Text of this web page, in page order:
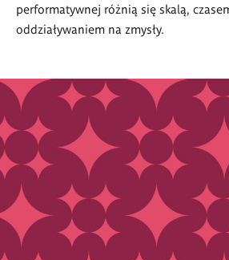
performatywnej różnią się skalą,
oddziaływaniem na zmysły.